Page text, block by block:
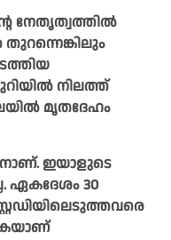
നേതൃത്വത്തിൽ
നിലത്ത്
മൃതദേഹം
ഇയാളുടെ
ഏകദേശം 30